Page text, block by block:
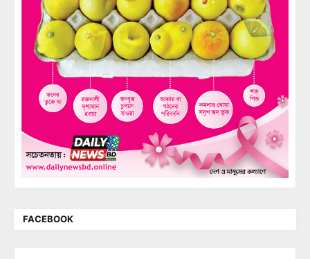
FACEBOOK